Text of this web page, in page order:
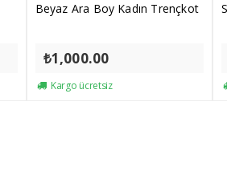
Beyaz Ara Boy Kadın Trençkot
₺1,000.00
Kargo ücretsiz